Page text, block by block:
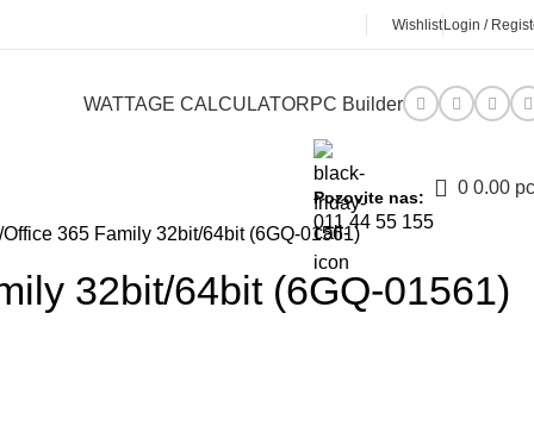
WishlistLogin /
WATTAGE CALCULATORPC Builder
Pozovite nas:
011 44 55 155
0 0.00
Office 365 Family 32bit/64bit (6GQ-01561)
32bit/64bit (6GQ-01561)